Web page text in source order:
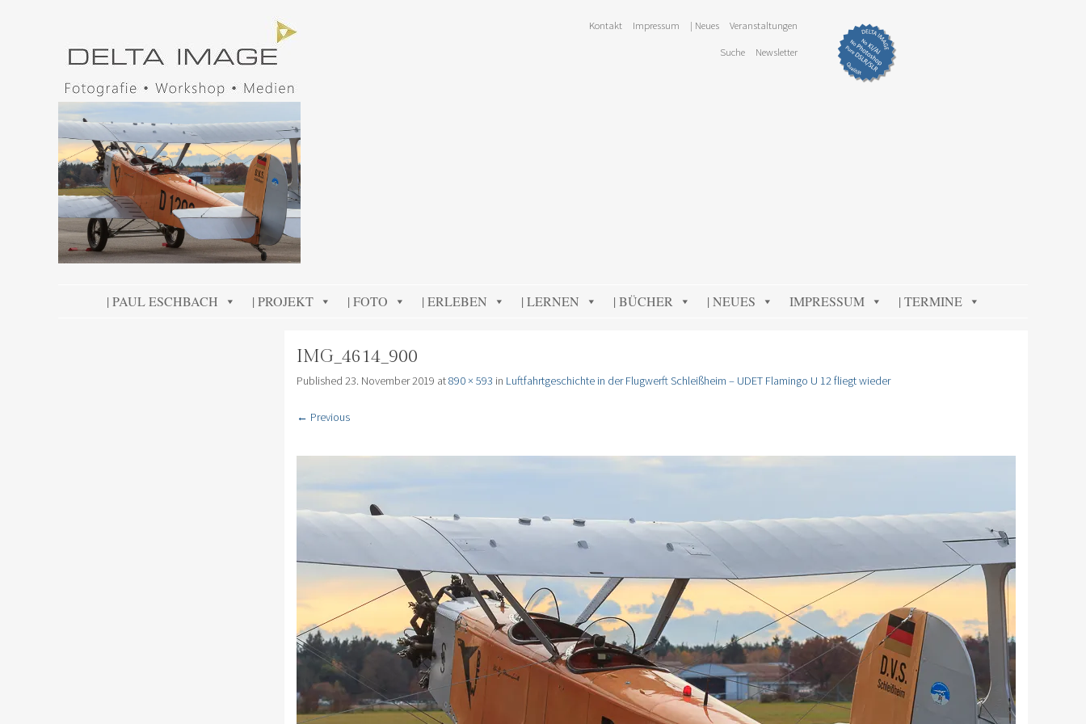
Kontakt Impressum | Neues Veranstaltungen
Suche Newsletter
SKIP TO CONTENT
| PAUL ESCHBACH | PROJEKT | FOTO | ERLEBEN | LERNEN | BÜCHER | NEUES IMPRESSUM | TERMINE
IMG_4614_900
Published 23. November 2019 at890 × 593 in Luftfahrtgeschichte in der Flugwerft Schleißheim – UDET Flamingo U 12 fliegt wieder
← Previous